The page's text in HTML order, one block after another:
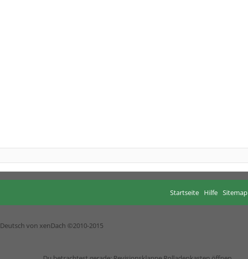
Startseite Hilfe Sitemap
Deutsch von xenDach ©2010-2015